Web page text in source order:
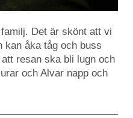
Det är skönt att vi
kan åka tåg och buss
resan ska bli lugn och
och Alvar napp och